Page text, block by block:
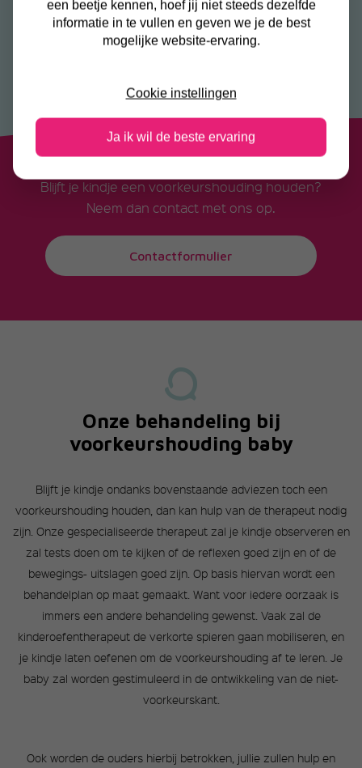
te kijken.
Blijft je kindje een voorkeurshouding houden?
Neem dan contact met ons op.
Contactformulier
Onze behandeling bij
voorkeurshouding baby
Blijft je kindje ondanks bovenstaande adviezen toch een
voorkeurshouding houden, dan kan hulp van de therapeut nodig
zijn. Onze gespecialiseerde therapeut zal je kindje observeren en
zal tests doen om te kijken of de reflexen goed zijn en of de
bewegings- uitslagen goed zijn. Op basis hiervan wordt een
behandelplan op maat gemaakt. Want voor iedere oorzaak is
immers een andere behandeling gewenst. Vaak zal de
kinderoefentherapeut de verkorte spieren gaan mobiliseren, en
je kindje laten oefenen om de voorkeurshouding af te leren. Je
baby zal worden gestimuleerd in de ontwikkeling van de niet-
voorkeurskant.
Ook worden de ouders hierbij betrokken, jullie zullen hulp en
een beetje kennen, hoef jij niet steeds dezelfde
informatie in te vullen en geven we je de best
mogelijke website-ervaring.
Cookie instellingen
Ja ik wil de beste ervaring